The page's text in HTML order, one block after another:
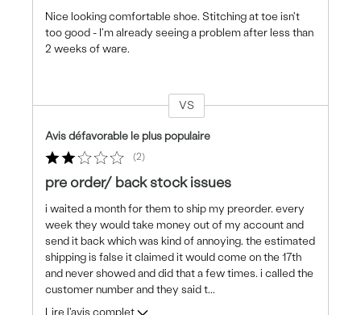
Nice looking comfortable shoe. Stitching at toe isn't
too good - I'm already seeing a problem after less than
2 weeks of ware.
sur
les
critiques
VS
Avis défavorable le plus populaire
2
pre order/ back stock issues
i waited a month for them to ship my preorder. every
week they would take money out of my account and
send it back which was kind of annoying. the estimated
shipping is false it claimed it would come on the 17th
and never showed and did that a few times. i called the
customer number and they said t...
Lire l'avis complet